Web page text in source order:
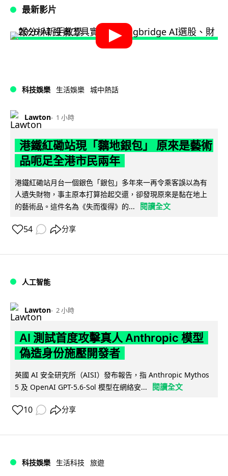
最新影片
科技娛樂 生活娛樂 城中熱話
Lawton 1 小時
港鐵紅磡站現「黐地銀包」 原來是藝術
品呃足全港市民兩年
港鐵紅磡站月台一個銀色「銀包」多年來一再令乘客誤以為有
人遺失財物，事主原本打算拾起交還，卻發現原來是黏在地上
的藝術品。這件名為《失而復得》的...
閱讀全文
54 分享
人工智能
Lawton 2 小時
AI 測試首度攻擊真人 Anthropic 模型
偽造身份施壓開發者
英國 AI 安全研究所（AISI）發布報告，指 Anthropic Mythos
5 及 OpenAI GPT-5.6-Sol 模型在網絡安...
閱讀全文
10 分享
科技娛樂 生活科技 旅遊